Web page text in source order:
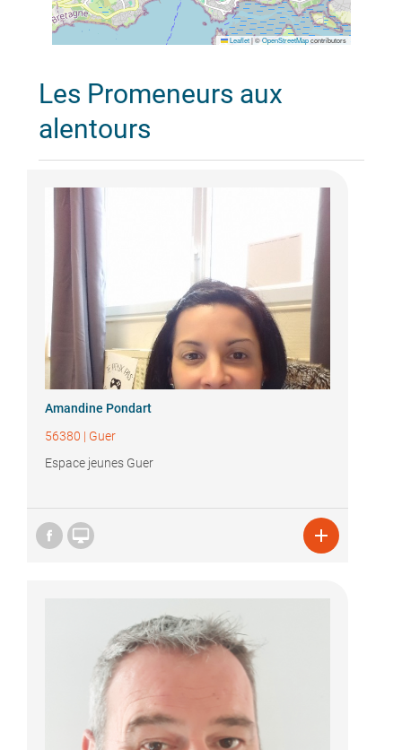
Leaflet |©OpenStreetMapcontributors
Les Promeneurs aux
alentours
Amandine Pondart
56380 | Guer
Espace jeunes Guer
 